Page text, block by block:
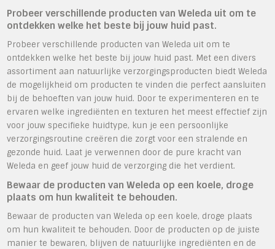
Probeer verschillende producten van Weleda uit om te
ontdekken welke het beste bij jouw huid past.
Probeer verschillende producten van Weleda uit om te
ontdekken welke het beste bij jouw huid past. Met een divers
assortiment aan natuurlijke verzorgingsproducten biedt Weleda
de mogelijkheid om producten te vinden die perfect aansluiten
bij de behoeften van jouw huid. Door te experimenteren en te
ervaren welke ingrediënten en texturen het meest effectief zijn
voor jouw specifieke huidtype, kun je een persoonlijke
verzorgingsroutine creëren die zorgt voor een stralende en
gezonde huid. Laat je verwennen door de pure kracht van
Weleda en geef jouw huid de verzorging die het verdient.
Bewaar de producten van Weleda op een koele, droge
plaats om hun kwaliteit te behouden.
Bewaar de producten van Weleda op een koele, droge plaats
om hun kwaliteit te behouden. Door de producten op de juiste
manier te bewaren, blijven de natuurlijke ingrediënten en de